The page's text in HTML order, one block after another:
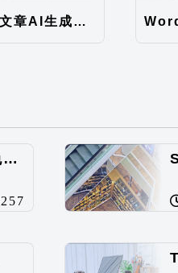
ChatGPT文章AI生成工具
Twenty Twenty-Five 免费的WordPress内容主题
257